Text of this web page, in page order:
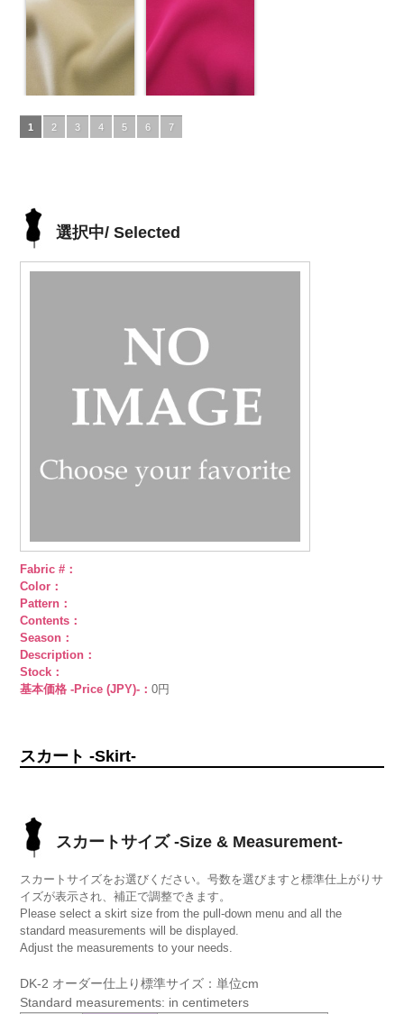
1 2 3 4 5 6 7
選択中/ Selected
Fabric #：
Color：
Pattern：
Contents：
Season：
Description：
Stock：
基本価格 -Price (JPY)-：0円
スカート -Skirt-
スカートサイズ -Size & Measurement-
スカートサイズをお選びください。号数を選びますと標準仕上がりサ
イズが表示され、補正で調整できます。
Please select a skirt size from the pull-down menu and all the
standard measurements will be displayed.
Adjust the measurements to your needs.
DK-2 オーダー仕上り標準サイズ：単位cm
Standard measurements: in centimeters